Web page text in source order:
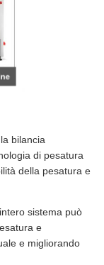
bilancia
di pesatura
della pesatura e
sistema può
e
e migliorando